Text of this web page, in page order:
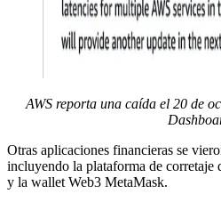
AWS reporta una caída el 20 de
Otras aplicaciones financieras se
incluyendo la plataforma de corretaje
y la wallet Web3 MetaMask.